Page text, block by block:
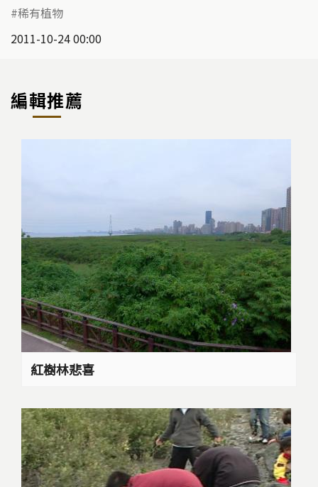
稀有植物
2011-10-24 00:00
編輯推薦
紅樹林悲喜